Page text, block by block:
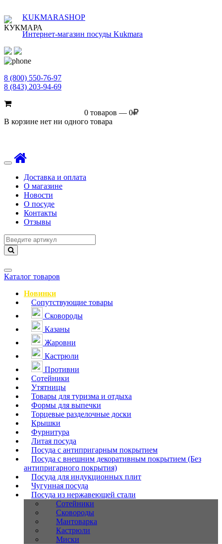
KUKMARASHOP
Интернет-магазин посуды Kukmara
8 (800) 550-76-97
8 (843) 203-94-69
0 товаров — 0
В корзине нет ни одного товара
Toggle
navigationДоставка и оплата
О магазине
Новости
О посуде
Контакты
Отзывы
Навигация
Каталог товаров
Новинки
Сопутствующие товары
Сковороды
Казаны
Жаровни
Кастрюли
Противни
Сотейники
Утятницы
Товары для туризма и отдыха
Формы для выпечки
Торцевые разделочные доски
Крышки
Фурнитура
Литая посуда
Посуда с антипригарным покрытием
Посуда с внешним декоративным покрытием (Без
антипригарного покрытия)
Посуда для индукционных плит
Чугунная посуда
Посуда из нержавеющей стали
Сотейники
Сковороды
Мантоварка
Кастрюли
Миски